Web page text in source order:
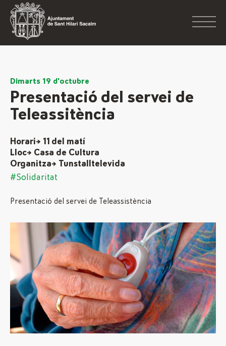
Dimarts 19 d'octubre
Presentació del servei de
Teleassitència
Horari→ 11 del matí
Lloc→ Casa de Cultura
Organitza→ Tunstalltelevida
#Solidaritat
Presentació del servei de Teleassistència